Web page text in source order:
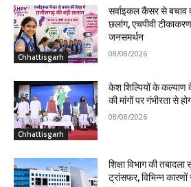
Chhattisgarh
सर्वाइकल कैंसर से बचाव
छलांग, एचपीवी
जनसमर्थन
08/08/2026
Chhattisgarh
केश शिल्पियों के कल्याण
की मांगों पर गंभीरता से
08/08/2026
शिक्षा विभाग की
ट्रांसफर, विभिन्न